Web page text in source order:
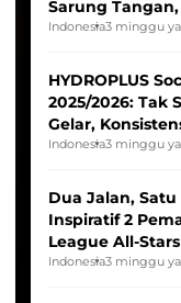
Sarung
Pernah Padam
Indonesia3 minggu
HYDROPLUS
2025/2026: Tak
Gelar,
Indonesia3 minggu
Dua Jalan,
Inspiratif 2
League All-
Seleksi Timnas
Indonesia3 minggu